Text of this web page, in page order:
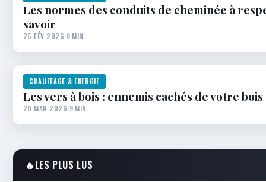
Les normes des conduits de cheminée à
savoir
25 FÉV 2026·9 MIN
CHAUFFAGE & ENERGIE
Les vers à bois : ennemis cachés de votre
28 MAR 2026·9 MIN
🔥LES PLUS LUS